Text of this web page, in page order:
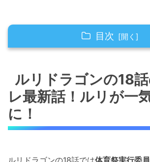
目次
一気に有名人に！
ルリドラゴンの18話のネタバレ
先輩に仕事を聞いて回る！
ルリドラゴンの18話のネタバレ
ルリドラゴンの18
レ最新話！ルリが一
に！
ルリドラゴンの18話では体育祭実行委